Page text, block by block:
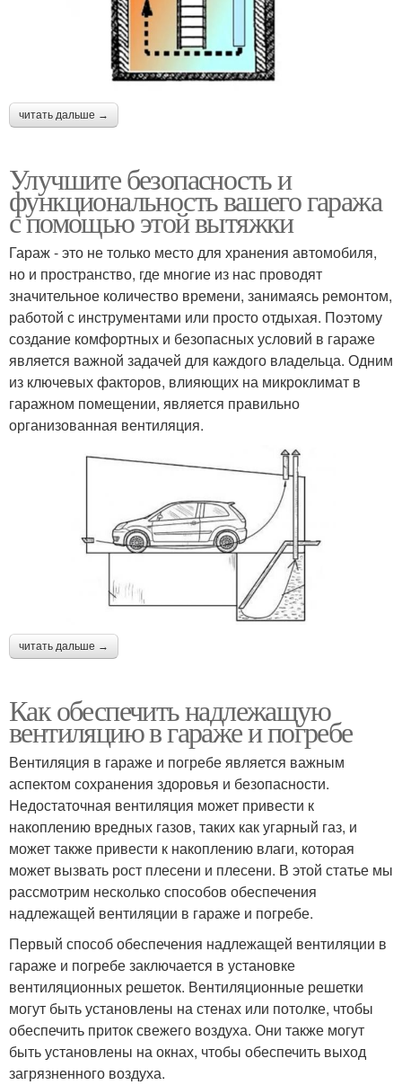
читать дальше →
Улучшите безопасность и
функциональность вашего гаража
с помощью этой вытяжки
Гараж - это не только место для хранения автомобиля,
но и пространство, где многие из нас проводят
значительное количество времени, занимаясь ремонтом,
работой с инструментами или просто отдыхая. Поэтому
создание комфортных и безопасных условий в гараже
является важной задачей для каждого владельца. Одним
из ключевых факторов, влияющих на микроклимат в
гаражном помещении, является правильно
организованная вентиляция.
читать дальше →
Как обеспечить надлежащую
вентиляцию в гараже и погребе
Вентиляция в гараже и погребе является важным
аспектом сохранения здоровья и безопасности.
Недостаточная вентиляция может привести к
накоплению вредных газов, таких как угарный газ, и
может также привести к накоплению влаги, которая
может вызвать рост плесени и плесени. В этой статье мы
рассмотрим несколько способов обеспечения
надлежащей вентиляции в гараже и погребе.
Первый способ обеспечения надлежащей вентиляции в
гараже и погребе заключается в установке
вентиляционных решеток. Вентиляционные решетки
могут быть установлены на стенах или потолке, чтобы
обеспечить приток свежего воздуха. Они также могут
быть установлены на окнах, чтобы обеспечить выход
загрязненного воздуха.